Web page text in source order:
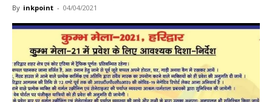
By inkpoint - 04/04/2021